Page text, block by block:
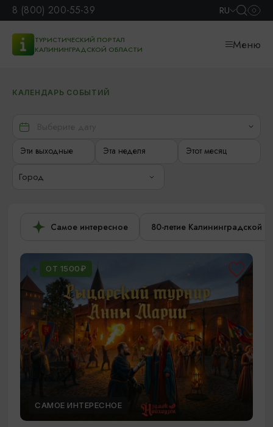
8 (800) 200-55-39 RU
ТУРИСТИЧЕСКИЙ ПОРТАЛ
КАЛИНИНГРАДСКОЙ ОБЛАСТИ
Меню
КАЛЕНДАРЬ СОБЫТИЙ
Эти выходные Эта неделя Этот месяц
Город
Самое интересное 80-летие Калининградской
ОТ 1500₽
САМОЕ ИНТЕРЕСНОЕ